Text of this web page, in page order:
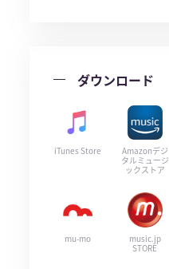
ダウンロード
iTunes Store
Amazonデジ
タルミュージ
ックストア
mu-mo
music.jp
STORE